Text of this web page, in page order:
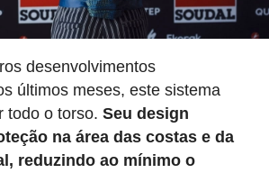
desenvolvimentos
últimos meses, este sistema
todo o torso. Seu design
na área das costas e da
reduzindo ao mínimo o